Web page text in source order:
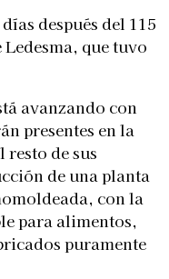
después del 115
que tuvo
avanzando con
presentes en la
de sus
de una planta
con la
para alimentos,
puramente